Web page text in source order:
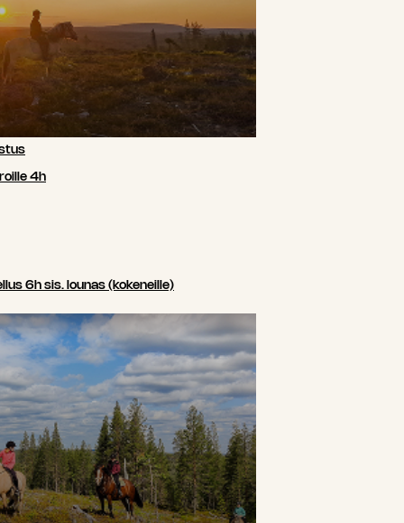
4h
6h sis. lounas (kokeneille)